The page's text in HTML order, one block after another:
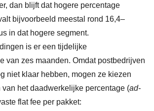
dan blijft dat hogere percentage
bijvoorbeeld meestal rond 16,4–
in dat hogere segment.
is er een tijdelijke
van zes maanden. Omdat postbedrijven
niet klaar hebben, mogen ze kiezen
van het daadwerkelijke percentage (ad-
flat fee per pakket: